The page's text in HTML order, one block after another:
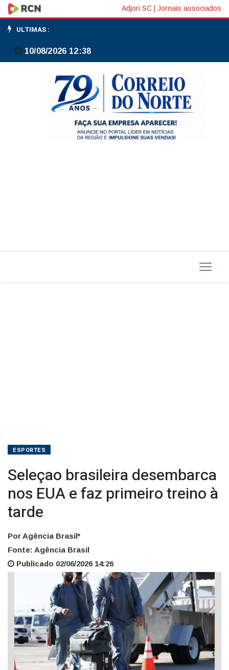
Seleçao
brasileira
desembarca
Adjori SC Jornais associados
ULTIMAS :
10/08/2026 12:38
ESPORTES
Seleçao brasileira desembarca
nos EUA e faz primeiro treino à
tarde
Por Agência Brasil*
Fonte: Agência Brasil
Publicado 02/06/2026 14:26